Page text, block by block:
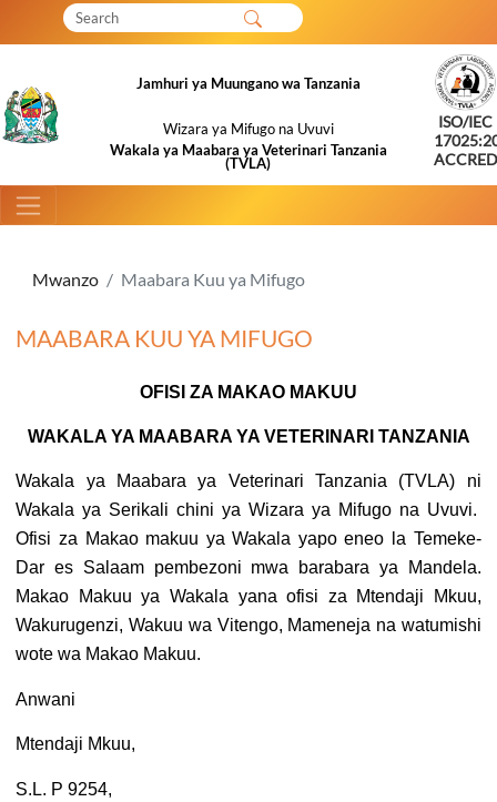
Wasiliana Nasi Barua Pepe MMM ENGLISH
Jamhuri ya Muungano wa Tanzania
Wizara ya Mifugo na Uvuvi
Wakala ya Maabara ya Veterinari Tanzania
(TVLA)
ISO/IEC
Mwanzo Maabara Kuu ya Mifugo
MAABARA KUU YA MIFUGO
OFISI ZA MAKAO MAKUU
WAKALA YA MAABARA YA VETERINARI TANZANIA
Wakala ya Maabara ya Veterinari Tanzania (TVLA) ni
Wakala ya Serikali chini ya Wizara ya Mifugo na Uvuvi.
Ofisi za Makao makuu ya Wakala yapo eneo la Temeke-
Dar es Salaam pembezoni mwa barabara ya Mandela.
Makao Makuu ya Wakala yana ofisi za Mtendaji Mkuu,
Wakurugenzi, Wakuu wa Vitengo, Mameneja na watumishi
wote wa Makao Makuu.
Anwani
Mtendaji Mkuu,
S.L. P 9254,